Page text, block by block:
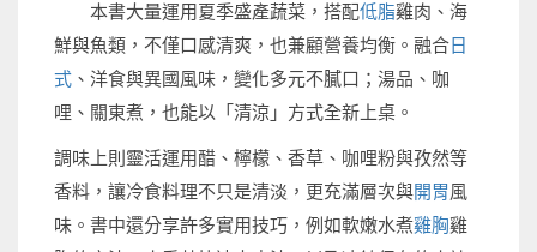
本書大量運用夏季盛產蔬菜，搭配低脂雞肉、海
鮮與魚類，不僅口感清爽，也兼顧營養均衡。融合日
式 、洋食與異國風味，變化多元不膩口；湯品、咖
哩、關東煮，也能以「清涼」方式全新上桌。
調味上則靈活運用醋、檸檬、香草、咖哩粉與孜然等
香料，讓冷食料理不只是清淡，更充滿層次與開胃風
味。書中還分享許多實用技巧，例如軟嫩水煮雞胸雞